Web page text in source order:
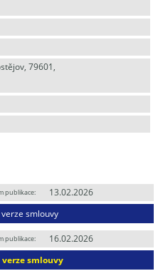
79601,
publikace:
13.02.2026
smlouvy
publikace:
16.02.2026
smlouvy